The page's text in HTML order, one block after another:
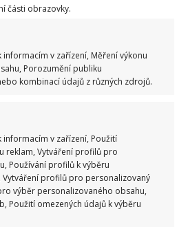
části obrazovky.
v zařízení, Měření výkonu
Porozumění publiku
kombinací údajů z různých zdrojů.
v zařízení, Použití
reklam, Vytváření profilů pro
Používání profilů k výběru
profilů pro personalizovaný
výběr personalizovaného obsahu,
Použití omezených údajů k výběru
pokoj
kožešinové polštáře,
dřeva a kamene. Podmanivá
hlavně dobrodruzi a
hotelu je učiněný útěk